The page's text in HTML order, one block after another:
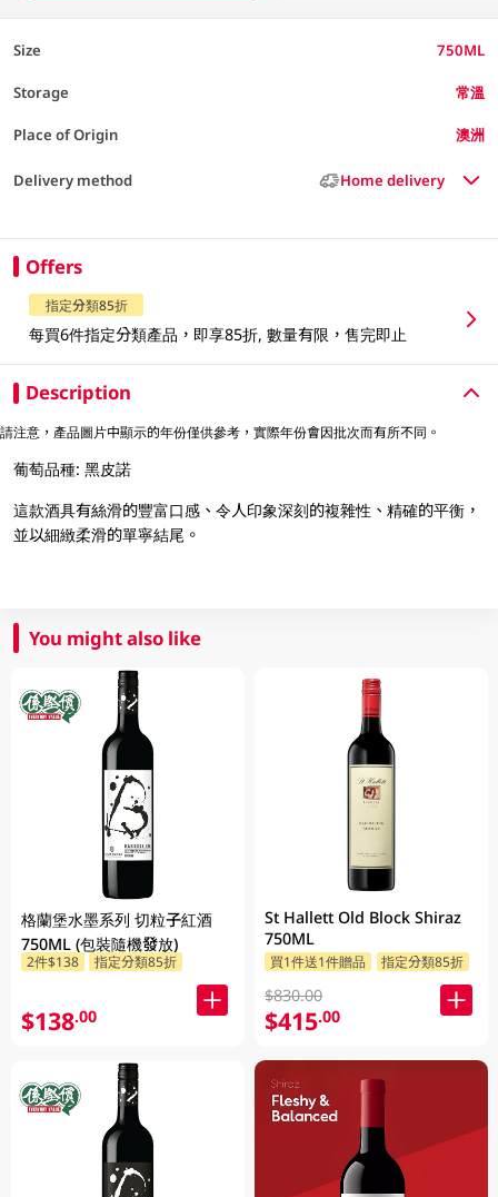
Size 750ML
Storage 常溫
Place of Origin 澳洲
Delivery method Home delivery
Offers
指定分類85折
每買6件指定分類產品，即享85折, 數量有限，售完即止
Description
請注意，產品圖片中顯示的年份僅供參考，實際年份會因批次而有所不同。
葡萄品種: 黑皮諾
這款酒具有絲滑的豐富口感、令人印象深刻的複雜性、精確的平衡，
並以細緻柔滑的單寧結尾。
You might also like
格蘭堡水墨系列 切粒子紅酒
750ML (包裝隨機發放)
2件$138 指定分類85折
$138.00
St Hallett Old Block Shiraz
750ML
買1件送1件贈品 指定分類85折
$830.00
$415.00